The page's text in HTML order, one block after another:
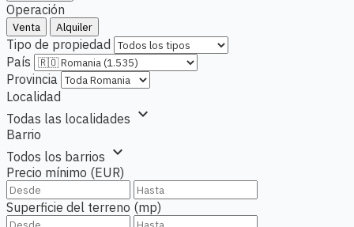
Operación
Venta Alquiler
Tipo de propiedad
País
Provincia
Localidad
Todas las localidades expand_more
Barrio
Todos los barrios expand_more
Precio mínimo (EUR)
Superficie del terreno (mp)